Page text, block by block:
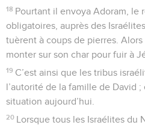
18 Pourtant il envoya Adoram, le
obligatoires, auprès des
tuèrent à coups de pierres.
monter sur son char pour fuir à
19 C’est ainsi que les tribus
l’autorité de la famille de David
situation aujourd’hui.
20 Lorsque tous les Israélites du